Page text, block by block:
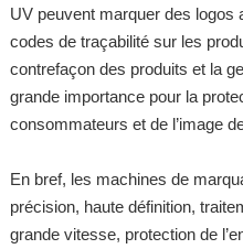
UV peuvent marquer des logos
codes de traçabilité sur les
contrefaçon des produits et la
grande importance pour la
consommateurs et de l’image
En bref, les machines de
précision, haute définition,
grande vitesse, protection de